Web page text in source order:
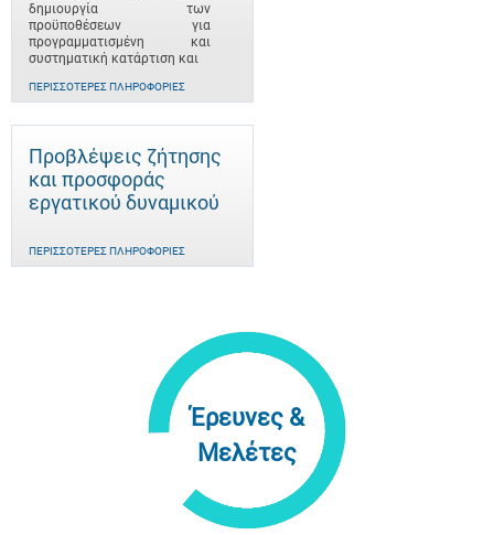
δημιουργία των
προϋποθέσεων για
προγραμματισμένη και
συστηματική κατάρτιση και
ΠΕΡΙΣΣΌΤΕΡΕΣ ΠΛΗΡΟΦΟΡΊΕΣ
Προβλέψεις ζήτησης
και προσφοράς
εργατικού δυναμικού
ΠΕΡΙΣΣΌΤΕΡΕΣ ΠΛΗΡΟΦΟΡΊΕΣ
Έρευνες &
Μελέτες